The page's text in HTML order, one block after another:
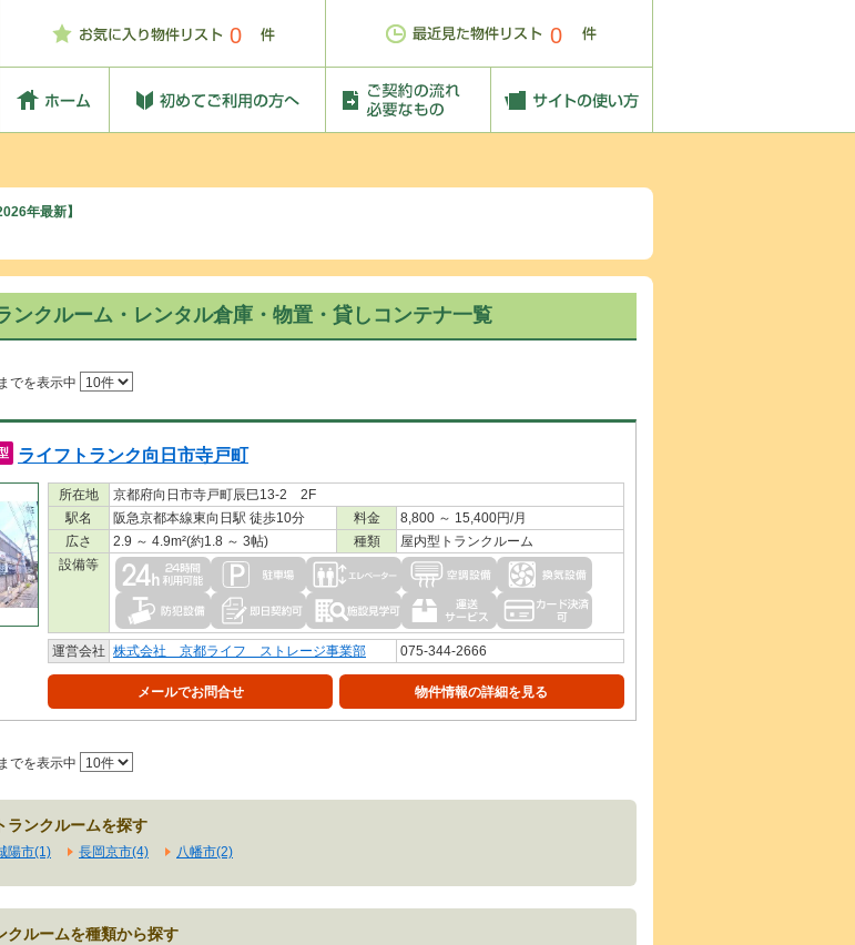
0 0
年最新】
ンクルーム・レンタル倉庫・物置・貸しコンテナ一覧
でを表示中
ライフトランク向日市寺戸町
所在地
京都府向日市寺戸町辰巳13-2 2F
駅名
阪急京都本線東向日駅 徒歩10分 料金
8,800 ～ 15,400円/月
広さ
2.9 ～ 4.9m²(約1.8 ～ 3帖) 種類
屋内型トランクルーム
設備等
運営会社 株式会社 京都ライフ ストレージ事業部 075-344-2666
メールでお問合せ 物件情報の詳細を見る
でを表示中
ランクルームを探す
陽市(1) 長岡京市(4) 八幡市(2)
クルームを種類から探す